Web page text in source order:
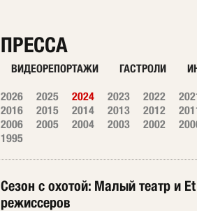
ПРЕССА
ВИДЕОРЕПОРТАЖИ ГАСТРОЛИ
2026 2025 2024 2023 2022
2016
2015 2014 2013 2012
2006
2005 2004 2003 2002
1995
Сезон с охотой: Малый театр и
режиссеров